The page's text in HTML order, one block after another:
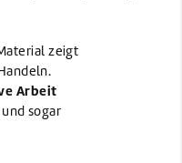
zeigt
Arbeit
sogar